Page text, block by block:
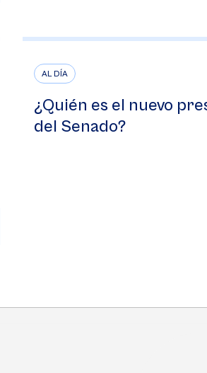
AL DÍA
¿Quién es el nuevo
del Senado?